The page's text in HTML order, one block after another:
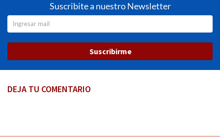
Suscribite a nuestro Newsletter
Suscribirme
DEJA TU COMENTARIO